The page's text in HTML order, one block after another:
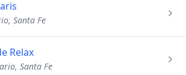
Santa Fe
Relax
Santa Fe